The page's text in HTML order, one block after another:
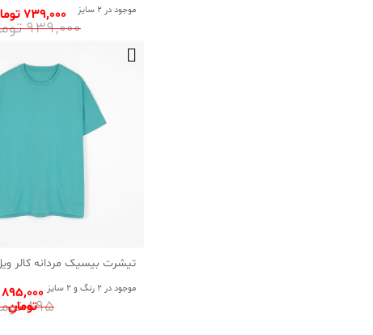
موجود در 2 سایز
939٬000 تومان
739٬000 تومان
تیشرت بیسیک مردانه کالر
موجود در 2 رنگ و 2 سایز
895 تومان
895٬000
تومان